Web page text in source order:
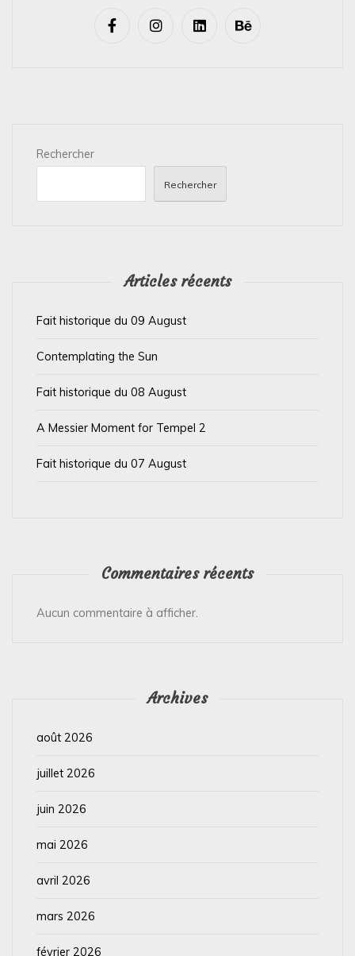
Rechercher
Rechercher
Articles récents
Fait historique du 09 August
Contemplating the Sun
Fait historique du 08 August
A Messier Moment for Tempel 2
Fait historique du 07 August
Commentaires récents
Aucun commentaire à afficher.
Archives
août 2026
juillet 2026
juin 2026
mai 2026
avril 2026
mars 2026
février 2026